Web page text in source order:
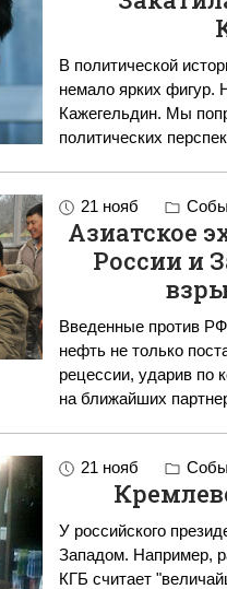
В политической
немало ярких фигур.
Кажегельдин. Мы
политических
21 нояб
Азиатское
России и
Введенные против
нефть не только
рецессии, ударив по
на ближайших
21 нояб
У российского
Западом. Например,
КГБ считает